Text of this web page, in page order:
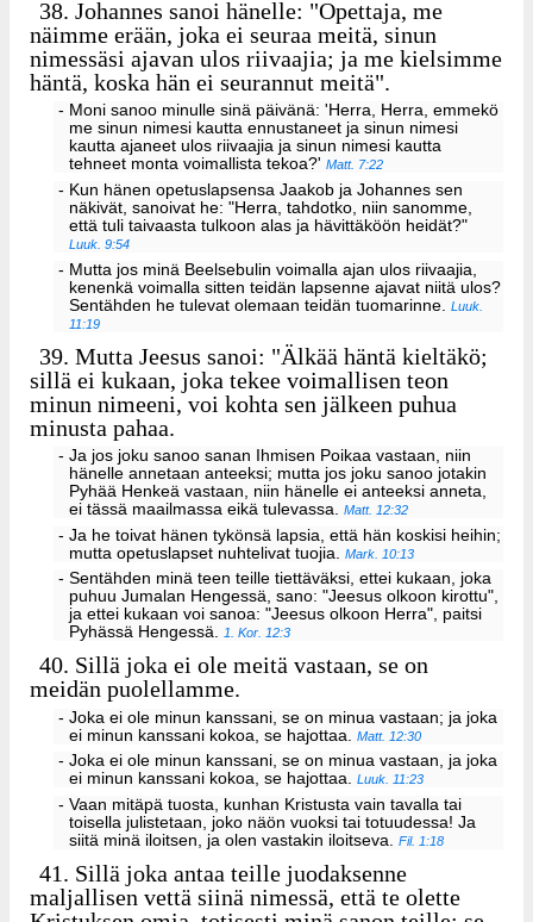
38. Johannes sanoi hänelle: "Opettaja, me
näimme erään, joka ei seuraa meitä, sinun
nimessäsi ajavan ulos riivaajia; ja me kielsimme
häntä, koska hän ei seurannut meitä".
- Moni sanoo minulle sinä päivänä: 'Herra, Herra, emmekö
me sinun nimesi kautta ennustaneet ja sinun nimesi
kautta ajaneet ulos riivaajia ja sinun nimesi kautta
tehneet monta voimallista tekoa?'Matt. 7:22
- Kun hänen opetuslapsensa Jaakob ja Johannes sen
näkivät, sanoivat he: "Herra, tahdotko, niin sanomme,
että tuli taivaasta tulkoon alas ja hävittäköön heidät?"
Luuk. 9:54
- Mutta jos minä Beelsebulin voimalla ajan ulos riivaajia,
kenenkä voimalla sitten teidän lapsenne ajavat niitä ulos?
Sentähden he tulevat olemaan teidän tuomarinne.Luuk.
11:19
39. Mutta Jeesus sanoi: "Älkää häntä kieltäkö;
sillä ei kukaan, joka tekee voimallisen teon
minun nimeeni, voi kohta sen jälkeen puhua
minusta pahaa.
- Ja jos joku sanoo sanan Ihmisen Poikaa vastaan, niin
hänelle annetaan anteeksi; mutta jos joku sanoo jotakin
Pyhää Henkeä vastaan, niin hänelle ei anteeksi anneta,
ei tässä maailmassa eikä tulevassa.Matt. 12:32
- Ja he toivat hänen tykönsä lapsia, että hän koskisi heihin;
mutta opetuslapset nuhtelivat tuojia.Mark. 10:13
- Sentähden minä teen teille tiettäväksi, ettei kukaan, joka
puhuu Jumalan Hengessä, sano: "Jeesus olkoon kirottu",
ja ettei kukaan voi sanoa: "Jeesus olkoon Herra", paitsi
Pyhässä Hengessä.1. Kor. 12:3
40. Sillä joka ei ole meitä vastaan, se on
meidän puolellamme.
- Joka ei ole minun kanssani, se on minua vastaan; ja joka
ei minun kanssani kokoa, se hajottaa.Matt. 12:30
- Joka ei ole minun kanssani, se on minua vastaan, ja joka
ei minun kanssani kokoa, se hajottaa.Luuk. 11:23
- Vaan mitäpä tuosta, kunhan Kristusta vain tavalla tai
toisella julistetaan, joko näön vuoksi tai totuudessa! Ja
siitä minä iloitsen, ja olen vastakin iloitseva.Fil. 1:18
41. Sillä joka antaa teille juodaksenne
maljallisen vettä siinä nimessä, että te olette